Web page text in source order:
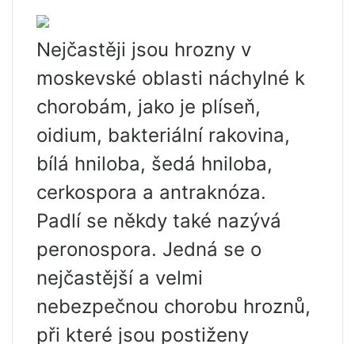
Nejčastěji jsou hrozny v
moskevské oblasti náchylné k
chorobám, jako je plíseň,
oidium, bakteriální rakovina,
bílá hniloba, šedá hniloba,
cerkospora a antraknóza.
Padlí se někdy také nazývá
peronospora. Jedná se o
nejčastější a velmi
nebezpečnou chorobu hroznů,
při které jsou postiženy